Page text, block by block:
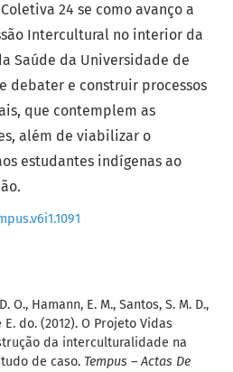
O., Hamann, E. M., Santos, S. M. D.,
E. do. (2012). O Projeto Vidas
da interculturalidade na
de caso. Tempus – Actas De
24 se como avanço a
Intercultural no interior da
Saúde da Universidade de
debater e construir processos
que contemplem as
além de viabilizar o
estudantes indígenas ao